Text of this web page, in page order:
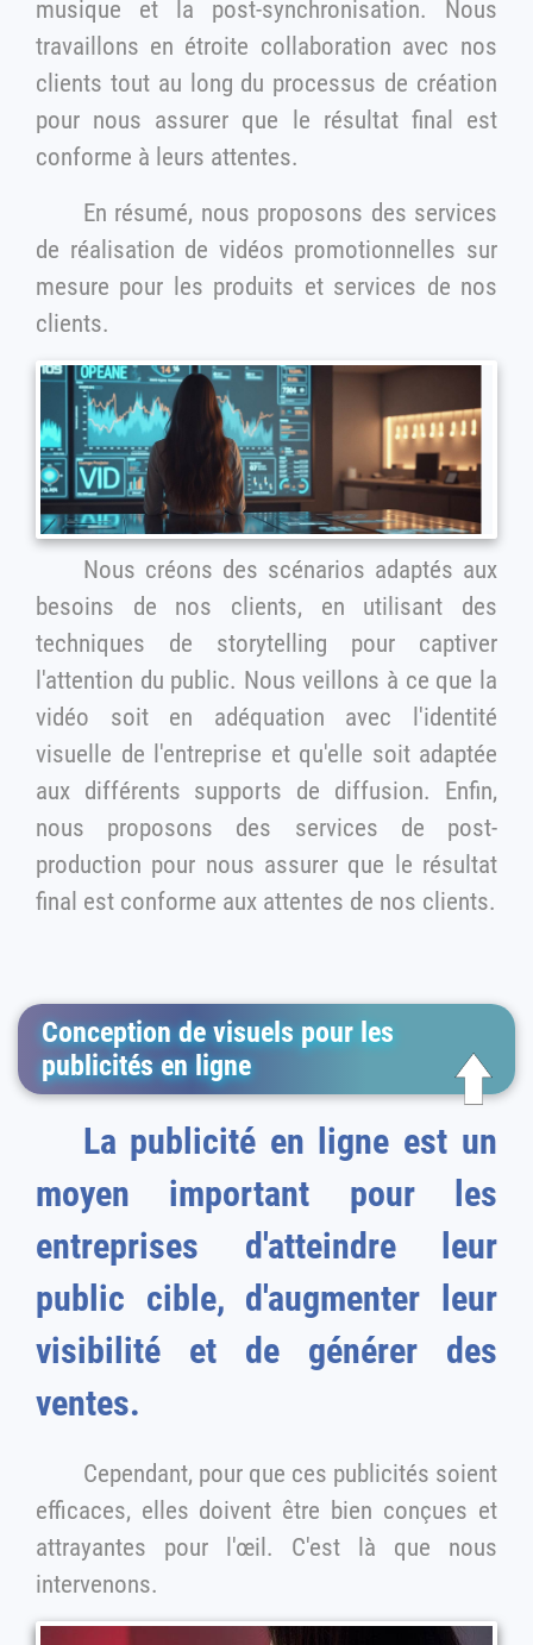
musique et la post-synchronisation. Nous
travaillons en étroite collaboration avec nos
clients tout au long du processus de création
pour nous assurer que le résultat final est
conforme à leurs attentes.
En résumé, nous proposons des services
de réalisation de vidéos promotionnelles sur
mesure pour les produits et services de nos
clients.
Nous créons des scénarios adaptés aux
besoins de nos clients, en utilisant des
techniques de storytelling pour captiver
l'attention du public. Nous veillons à ce que la
vidéo soit en adéquation avec l'identité
visuelle de l'entreprise et qu'elle soit adaptée
aux différents supports de diffusion. Enfin,
nous proposons des services de post-
production pour nous assurer que le résultat
final est conforme aux attentes de nos clients.
Conception de visuels pour les
publicités en ligne
La publicité en ligne est un
moyen important pour les
entreprises d'atteindre leur
public cible, d'augmenter leur
visibilité et de générer des
ventes.
Cependant, pour que ces publicités soient
efficaces, elles doivent être bien conçues et
attrayantes pour l'œil. C'est là que nous
intervenons.